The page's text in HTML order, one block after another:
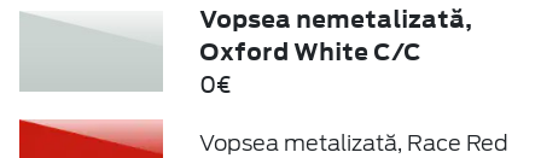
Vopsea nemetalizată,
Oxford White C/C
0€
Vopsea metalizată, Race Red